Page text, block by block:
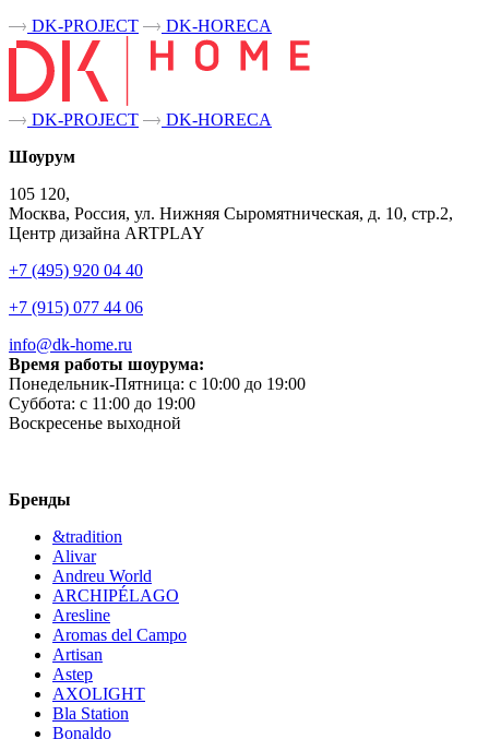
DK-PROJECT
DK-HORECA
DK-PROJECT
DK-HORECA
Шоурум
105 120,
Москва, Россия, ул. Нижняя Сыромятническая, д. 10, стр.2,
Центр дизайна ARTPLAY
+7 (495) 920 04 40
+7 (915) 077 44 06
info@dk-home.ru
Время работы шоурума:
Понедельник-Пятница: c 10:00 до 19:00
Суббота: c 11:00 до 19:00
Воскресенье выходной
Бренды
&tradition
Alivar
Andreu World
ARCHIPÉLAGO
Aresline
Aromas del Campo
Artisan
Astep
AXOLIGHT
Bla Station
Bonaldo